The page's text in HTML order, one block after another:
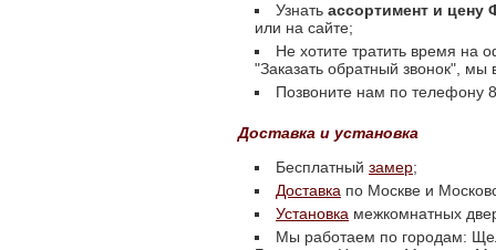
Узнать ассортимент и цену
или на сайте;
Не хотите тратить время на
"Заказать обратный звонок",
Позвоните нам по телефону
Доставка и установка
Бесплатный замер;
Доставка по Москве и
Установка межкомнатных
Мы работаем по городам: